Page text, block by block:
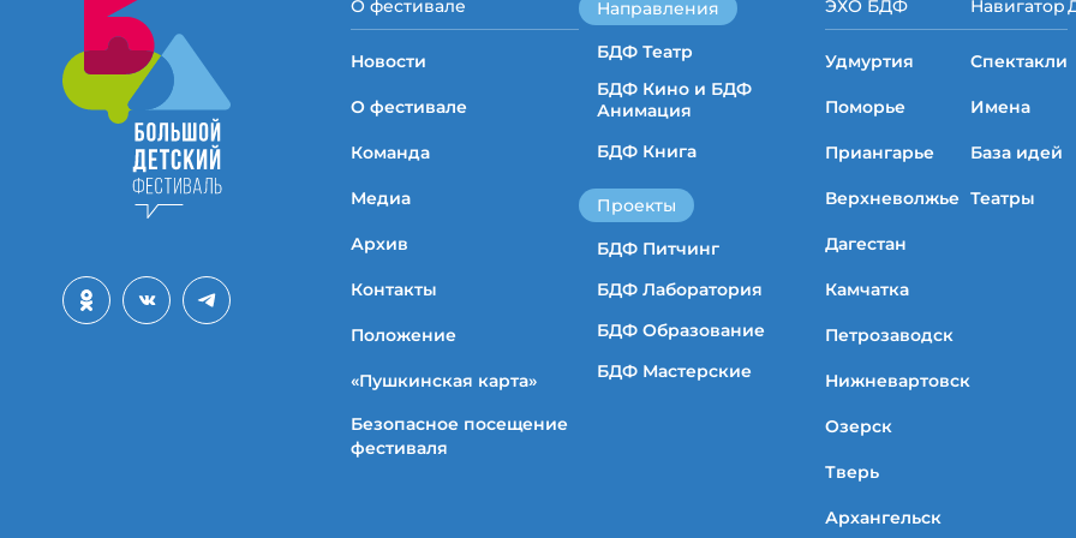
О фестивале
Новости
О фестивале
Команда
Медиа
Архив
Контакты
Положение
«Пушкинская карта»
Безопасное посещение
фестиваля
Направления
БДФ Театр
БДФ Кино и БДФ
Анимация
БДФ Книга
Проекты
БДФ Питчинг
БДФ Лаборатория
БДФ Образование
БДФ Мастерские
ЭХО БДФ
Удмуртия
Поморье
Приангарье
Верхневолжье
Дагестан
Камчатка
Петрозаводск
Нижневартовск
Озерск
Тверь
Архангельск
Навигатор
Спектакли
Имена
База идей
Театры